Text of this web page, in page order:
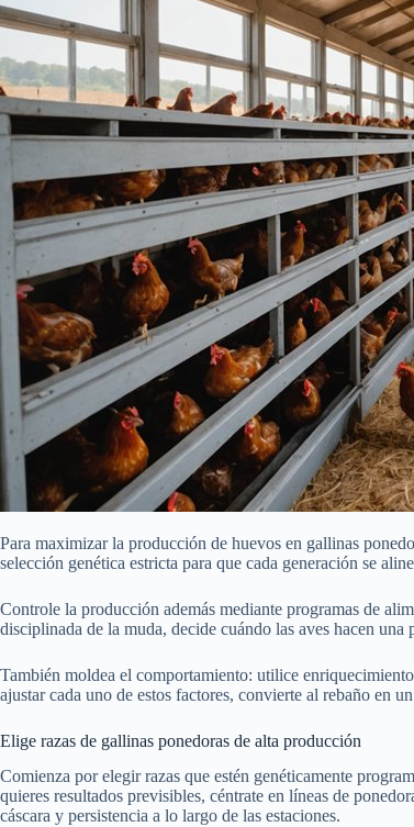
Para maximizar la producción de huevos en gallinas
selección genética estricta para que cada generación se
Controle la producción además mediante programas de
disciplinada de la muda, decide cuándo las aves hacen
También moldea el comportamiento: utilice
ajustar cada uno de estos factores, convierte al rebaño en
Elige razas de gallinas ponedoras de alta producción
Comienza por elegir razas que estén genéticamente
quieres resultados previsibles, céntrate en líneas de
cáscara y persistencia a lo largo de las estaciones.